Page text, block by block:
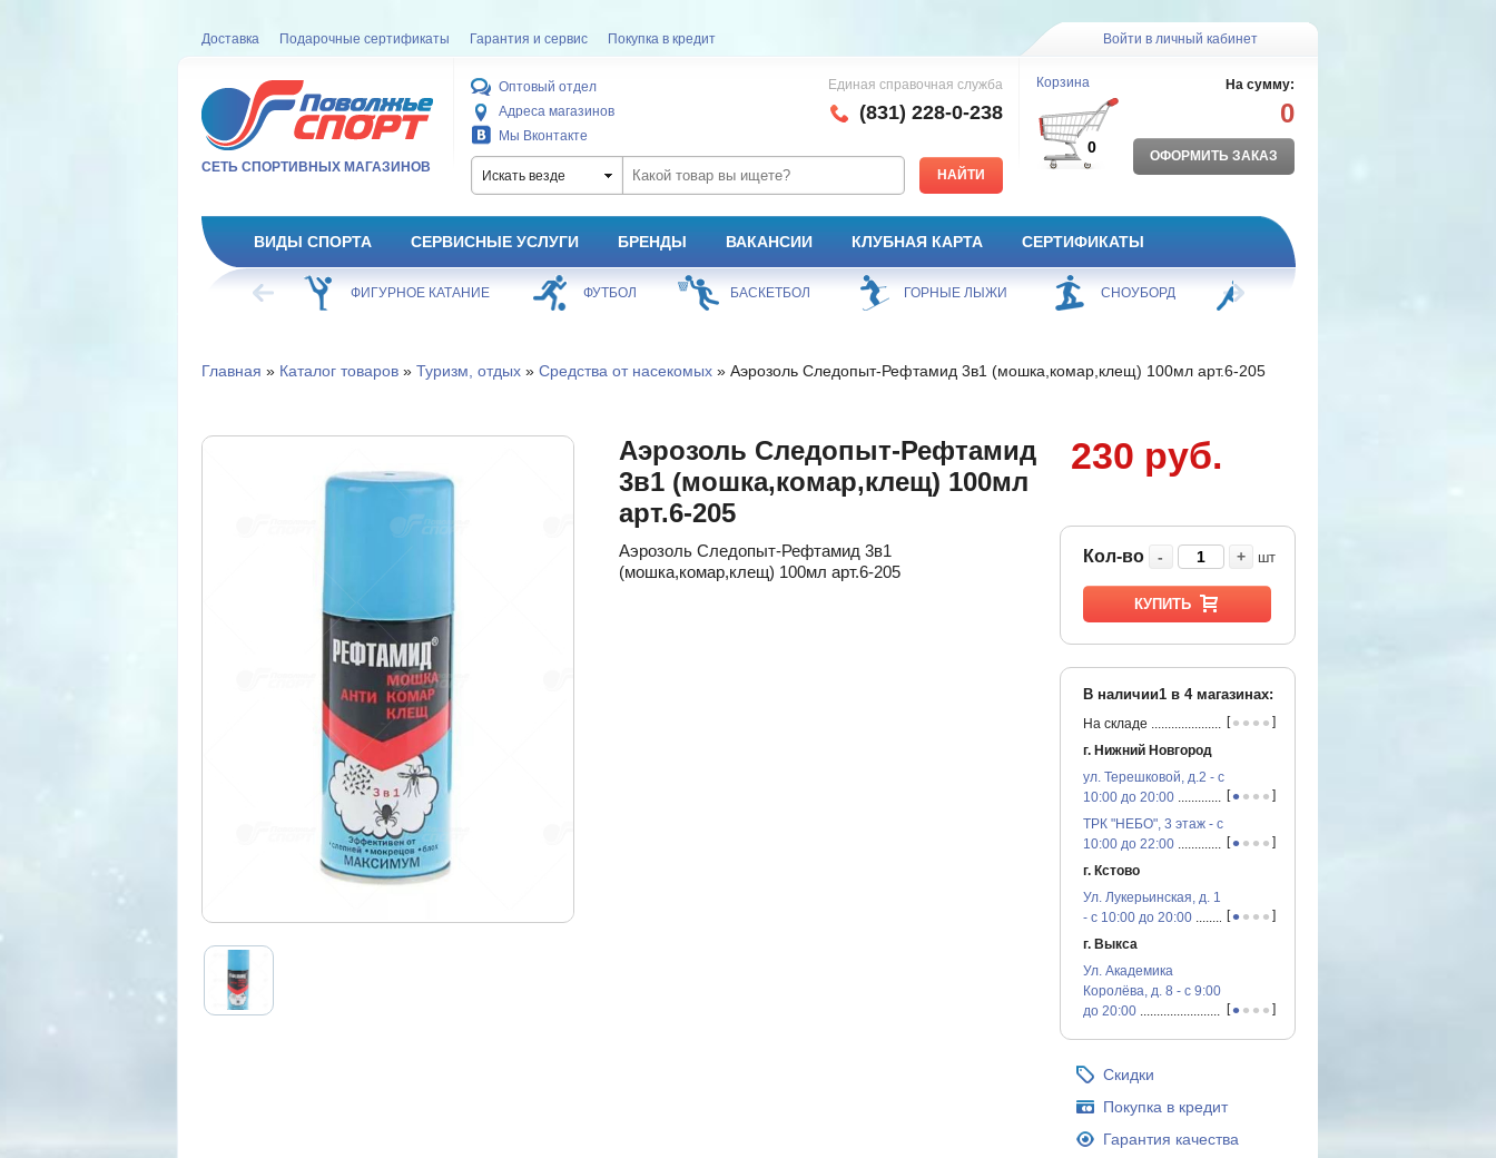
Доставка Подарочные сертификаты Гарантия и сервис Покупка в кредит Войти в личный кабинет
СЕТЬ СПОРТИВНЫХ МАГАЗИНОВ
Оптовый отдел
Адреса магазинов
Мы Вконтакте
Единая справочная служба
(831) 228-0-238
Искать везде
Корзина
0
На сумму:
0
ОФОРМИТЬ ЗАКАЗ
ВИДЫ СПОРТА СЕРВИСНЫЕ УСЛУГИ БРЕНДЫ ВАКАНСИИ КЛУБНАЯ КАРТА СЕРТИФИКАТЫ
ХОККЕЙ ФИГУРНОЕ КАТАНИЕ ФУТБОЛ БАСКЕТБОЛ ГОРНЫЕ ЛЫЖИ СНОУБОРД
Главная » Каталог товаров» Туризм, отдых» Средства от насекомых» Аэрозоль Следопыт-Рефтамид 3в1 (мошка,комар,клещ) 100мл арт.6-205
Аэрозоль Следопыт-Рефтамид
3в1 (мошка,комар,клещ) 100мл
арт.6-205
Аэрозоль Следопыт-Рефтамид 3в1
(мошка,комар,клещ) 100мл арт.6-205
230 руб.
Кол-во - + шт
КУПИТЬ
В наличии1 в 4магазинах:
На складе ...............................................
[•••• ]
г. Нижний Новгород
ул. Терешковой, д.2 - с
10:00 до 20:00...............................................
[•••• ]
ТРК "НЕБО", 3 этаж - с
10:00 до 22:00...............................................
[•••• ]
г. Кстово
Ул. Лукерьинская, д. 1
- с 10:00 до 20:00...............................................
[•••• ]
г. Выкса
Ул. Академика
Королёва, д. 8 - с 9:00
до 20:00...............................................
[•••• ]
Скидки
Покупка в кредит
Гарантия качества